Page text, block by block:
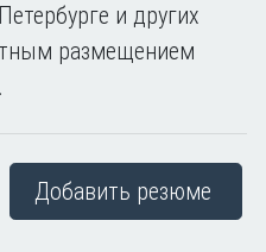
и других
размещением
Добавить резюме